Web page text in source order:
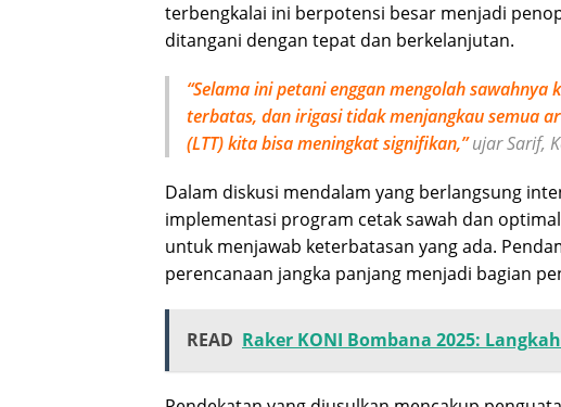
terbengkalai ini berpotensi besar menjadi
ditangani dengan tepat dan berkelanjutan.
“Selama ini petani enggan mengolah
terbatas, dan irigasi tidak menjangkau semua
(LTT) kita bisa meningkat signifikan,”ujar Sarif,
Dalam diskusi mendalam yang berlangsung
implementasi program cetak sawah dan
untuk menjawab keterbatasan yang ada.
perencanaan jangka panjang menjadi bagian
READ Raker KONI Bombana 2025: